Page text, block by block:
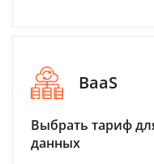
BaaS
Выбрать тариф
данных